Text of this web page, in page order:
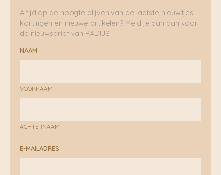
Altijd op de hoogte blijven van de laatste nieuwtjes,
kortingen en nieuwe artikelen? Meld je dan aan voor
de nieuwsbrief van RADIJS!
NAAM
VOORNAAM
ACHTERNAAM
E-MAILADRES